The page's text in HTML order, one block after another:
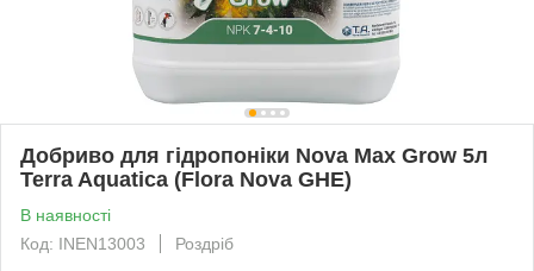
Добриво для гідропоніки Nova Max Grow 5л
Terra Aquatica (Flora Nova GHE)
В наявності
Код: INEN13003
Роздріб